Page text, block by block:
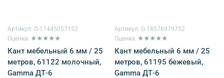
Артикул: G-17445057152
Оценка: ★★★★★
Кант мебельный 6 мм / 25
метров, 61122 молочный,
Gamma ДТ-6
Артикул: G-18576979752
Оценка: ★★★★★
Кант мебельный 6 мм / 25
метров, 61195 бежевый,
Gamma ДТ-6